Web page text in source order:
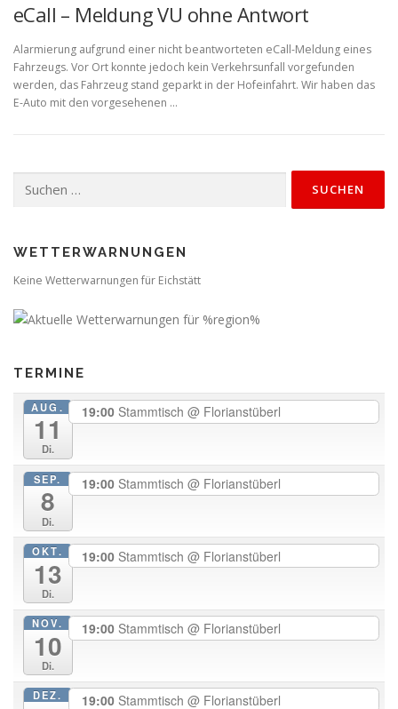
eCall – Meldung VU ohne Antwort
Alarmierung aufgrund einer nicht beantworteten eCall-Meldung eines
Fahrzeugs. Vor Ort konnte jedoch kein Verkehrsunfall vorgefunden
werden, das Fahrzeug stand geparkt in der Hofeinfahrt. Wir haben das
E-Auto mit den vorgesehenen …
nach:
WETTERWARNUNGEN
Keine Wetterwarnungen für Eichstätt
TERMINE
AUG.
11
Di.
19:00 Stammtisch @ Florianstüberl
SEP.
8
Di.
19:00 Stammtisch @ Florianstüberl
OKT.
13
Di.
19:00 Stammtisch @ Florianstüberl
NOV.
10
Di.
19:00 Stammtisch @ Florianstüberl
DEZ. 19:00 Stammtisch @ Florianstüberl